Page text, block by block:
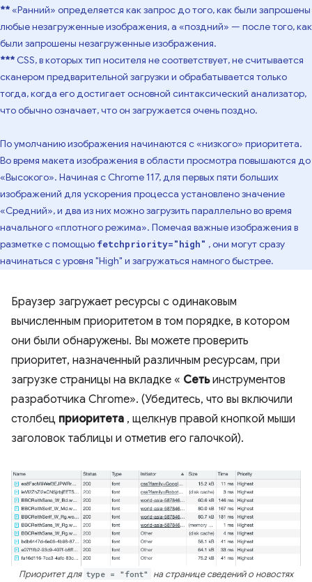
**«Ранний» определяется как запрос до того, как были запрошены
любые незагруженные изображения, а «поздний» — после того, как
были запрошены незагруженные изображения.
*** CSS, в которых тип носителя не соответствует, не считывается
сканером предварительной загрузки и обрабатывается только
тогда, когда его достигает основной синтаксический анализатор,
что обычно означает, что он загружается очень поздно.
По умолчанию изображения начинаются с «низкого» приоритета.
Во время макета изображения в области просмотра повышаются до
«Высокого». Начиная с Chrome 117, для первых пяти больших
изображений для ускорения процесса установлено значение
«Средний», и два из них можно загрузить параллельно во время
начального «плотного режима». Помечая важные изображения в
разметке с помощью fetchpriority="high" , они могут сразу
начинаться с уровня "High" и загружаться намного быстрее.
Браузер загружает ресурсы с одинаковым
вычисленным приоритетом в том порядке, в котором
они были обнаружены. Вы можете проверить
приоритет, назначенный различным ресурсам, при
загрузке страницы на вкладке « Сетьинструментов
разработчика Chrome». (Убедитесь, что вы включили
столбец приоритета , щелкнув правой кнопкой мыши
заголовок таблицы и отметив его галочкой).
Приоритет для type = "font" на странице сведений о новостях